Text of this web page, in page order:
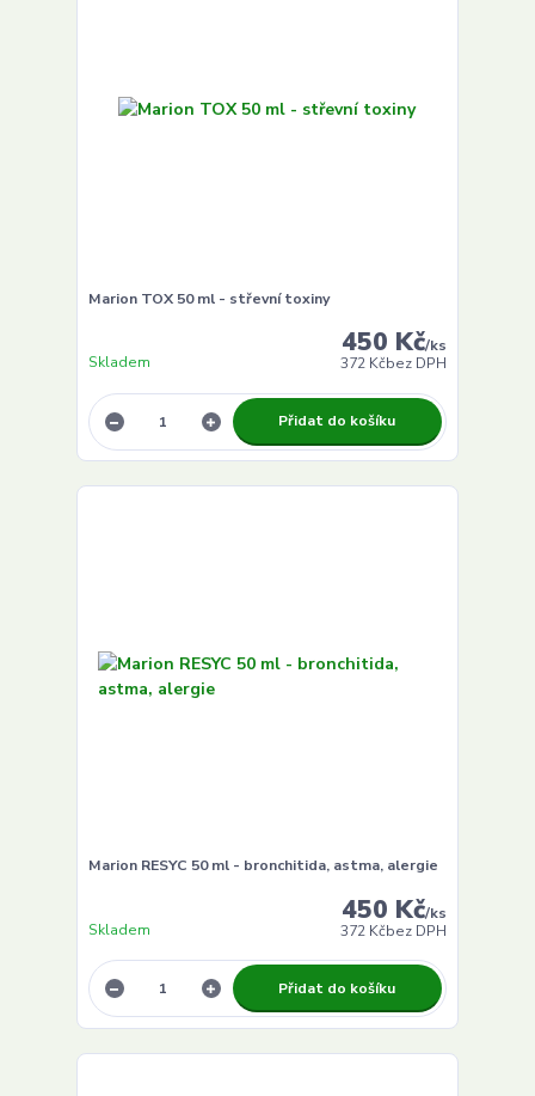
Marion TOX 50 ml - střevní toxiny
450 Kč/ks
372 Kčbez DPH
Skladem
Přidat do košíku
Marion RESYC 50 ml - bronchitida, astma, alergie
450 Kč/ks
372 Kčbez DPH
Skladem
Přidat do košíku